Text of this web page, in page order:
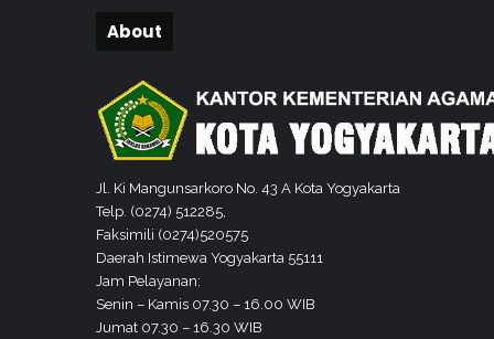
t
e
l
a
r
P
E
M
About
Jl. Ki Mangunsarkoro No. 43 A Kota Yogyakarta
Telp. (0274) 512285,
Faksimili (0274)520575
Daerah Istimewa Yogyakarta 55111
Jam Pelayanan:
Senin – Kamis 07.30 – 16.00 WIB
Jumat 07.30 – 16.30 WIB